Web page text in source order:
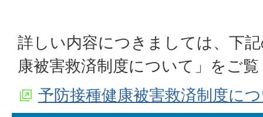
詳しい内容につきましては、下
康被害救済制度について」をご
予防接種健康被害救済制度に